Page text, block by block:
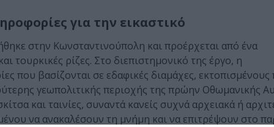
για την εικαστικό
στην Κωνσταντινούπολη και προέρχεται από ένα
τουρκικές ρίζες. Στο διεπιστημονικό της έργο, η
που βασίζονται σε εδαφικές διαμάχες,
γεωπολιτικής περιοχής της πρώην Οθωμανικής
και ταινίες, συναντά κανείς συχνά αρχειακά ή
να ανακαλέσουν τη μνήμη και να επιτρέψουν στο